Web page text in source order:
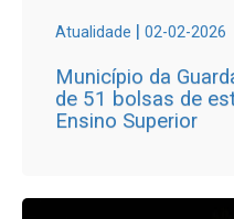
Atualidade | 02-02-2026
Município da
de 51 bolsas de
Ensino Superior